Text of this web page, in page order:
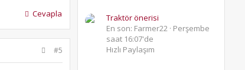
Cevapla
#5
Traktör önerisi
En son: Farmer22 Perşembe
saat 16:07'de
Hızlı Paylaşım